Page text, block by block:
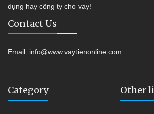
dụng hay công ty cho vay!
Contact Us
Email: info@www.vaytienonline.com
Category Other